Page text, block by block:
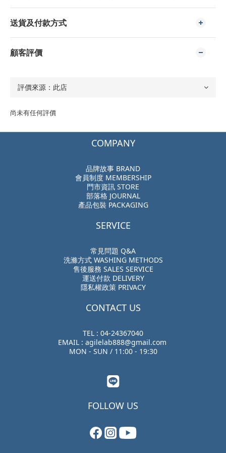
送貨及付款方式
顧客評價
尚未有任何評價
COMPANY
品牌故事 BRAND
會員制度 MEMBERSHIP
門市資訊 STORE
部落格 JOURNAL
產品包裝 PACKAGING
SERVICE
常見問題 Q&A
洗滌方式 WASHING METHODS
售後服務 SALES SERVICE
運送付款 DELIVERY
隱私權政策 PRIVACY
CONTACT US
TEL : 04-24367040
EMAIL : agilelab888@gmail.com
MON - SUN / 11:00 - 19:30
FOLLOW US